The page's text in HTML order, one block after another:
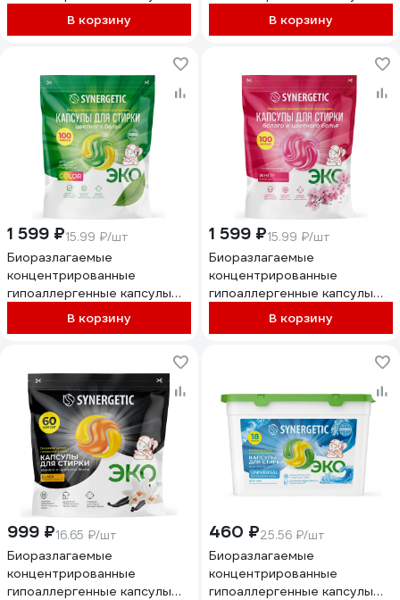
для стирки SYNERGETIC
BLACK Табак-ваниль, 100 шт
В корзину
для стирки SYNERGETIC
COLOR, 40 шт. 109849
В корзину
1 599 ₽15.99 ₽/шт
Биоразлагаемые
концентрированные
гипоаллергенные капсулы
для стирки SYNERGETIC
COLOR, 100 шт 109852
В корзину
1 599 ₽15.99 ₽/шт
Биоразлагаемые
концентрированные
гипоаллергенные капсулы
для стирки SYNERGETIC
WHITE Цветущая сакура,
В корзину
999 ₽16.65 ₽/шт
Биоразлагаемые
концентрированные
гипоаллергенные капсулы
460 ₽25.56 ₽/шт
Биоразлагаемые
концентрированные
гипоаллергенные капсулы